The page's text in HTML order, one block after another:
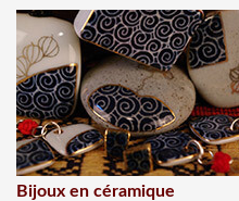
Bijoux en céramique